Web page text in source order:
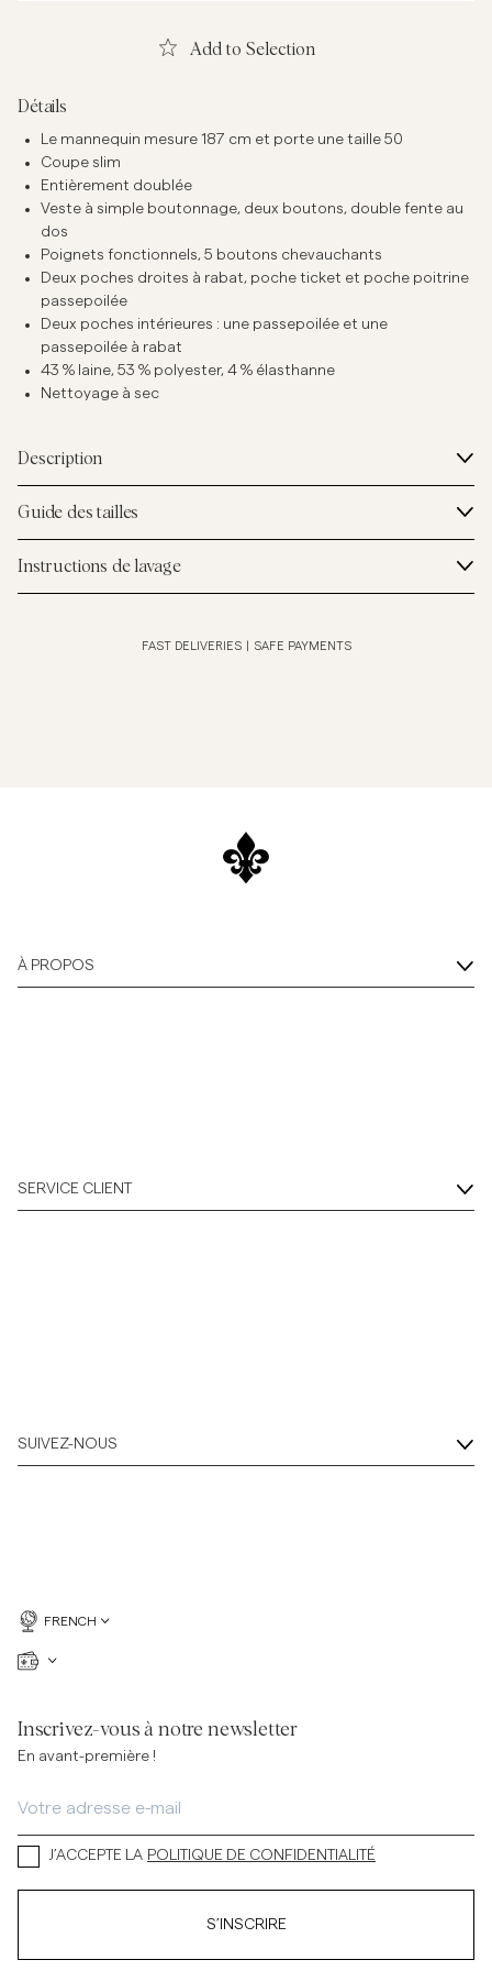
Add to Selection
Détails
Le mannequin mesure 187 cm et porte une taille 50
Coupe slim
Entièrement doublée
Veste à simple boutonnage, deux boutons, double fente au
dos
Poignets fonctionnels, 5 boutons chevauchants
Deux poches droites à rabat, poche ticket et poche poitrine
passepoilée
Deux poches intérieures : une passepoilée et une
passepoilée à rabat
43 % laine, 53 % polyester, 4 % élasthanne
Nettoyage à sec
Description
Guide des tailles
Instructions de lavage
FAST DELIVERIES SAFE PAYMENTS
À PROPOS
SERVICE CLIENT
SUIVEZ-NOUS
FRENCH
Inscrivez-vous à notre newsletter
En avant-première !
J’ACCEPTE LA POLITIQUE DE CONFIDENTIALITÉ
S’INSCRIRE